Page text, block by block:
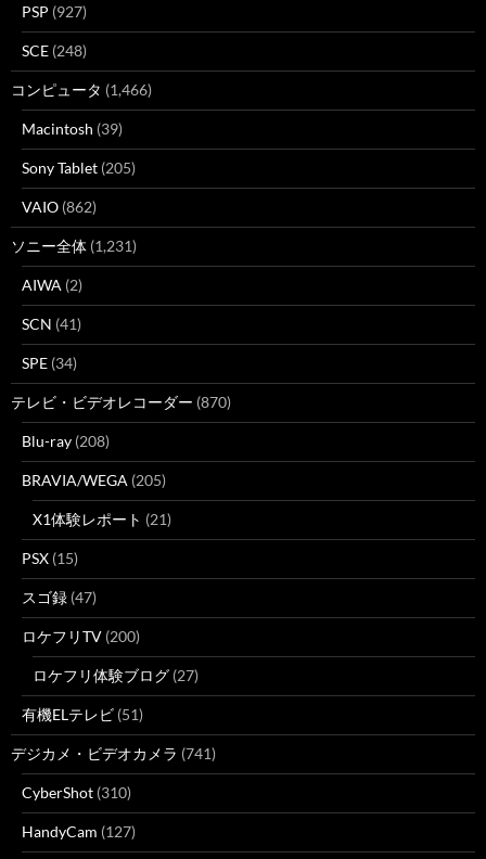
PSP (927)
SCE (248)
コンピュータ (1,466)
Macintosh (39)
Sony Tablet (205)
VAIO (862)
ソニー全体 (1,231)
AIWA (2)
SCN (41)
SPE (34)
テレビ・ビデオレコーダー (870)
Blu-ray (208)
BRAVIA/WEGA (205)
X1体験レポート (21)
PSX (15)
スゴ録 (47)
ロケフリTV (200)
ロケフリ体験ブログ (27)
有機ELテレビ (51)
デジカメ・ビデオカメラ (741)
CyberShot (310)
HandyCam (127)